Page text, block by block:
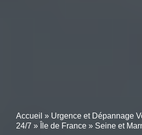
Accueil » Urgence et Dépannage
24/7 » Île de France » Seine et